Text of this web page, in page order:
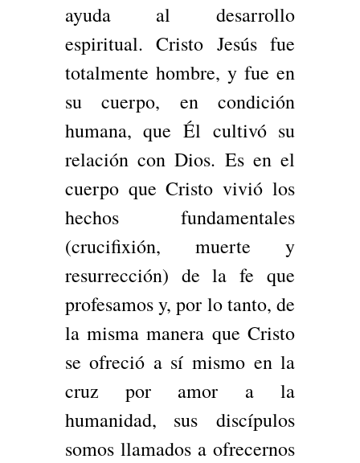
ayuda al desarrollo
espiritual. Cristo Jesús fue
totalmente hombre, y fue en
su cuerpo, en condición
humana, que Él cultivó su
relación con Dios. Es en el
cuerpo que Cristo vivió los
hechos fundamentales
(crucifixión, muerte y
resurrección) de la fe que
profesamos y, por lo tanto, de
la misma manera que Cristo
se ofreció a sí mismo en la
cruz por amor a la
humanidad, susdiscípulos
somos llamados a ofrecernos